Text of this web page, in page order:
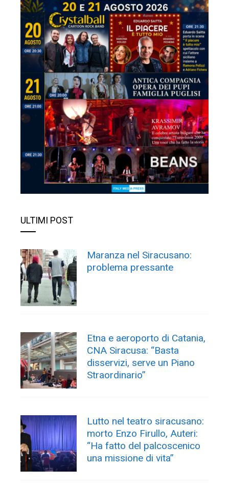
ULTIMI POST
Maranza nel Siracusano:
problema pressante
Etna e aeroporto di Catania,
CNA Siracusa: “Basta
disservizi, serve un Piano
Straordinario”
Lutto nel teatro siracusano:
morto Enzo Firullo, Auteri:
“Ha fatto del palcoscenico
una missione di vita”